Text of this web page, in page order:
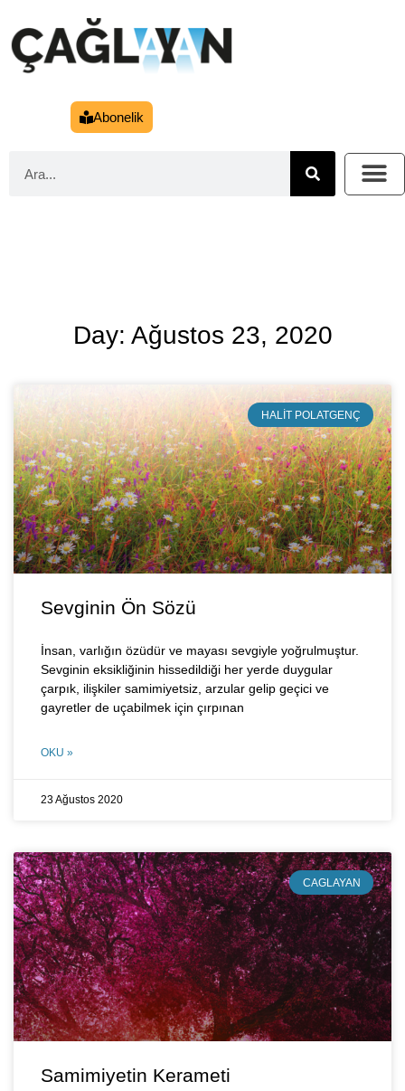
Abonelik
Day: Ağustos 23, 2020
HALIT POLATGENÇ
Sevginin Ön Sözü
İnsan, varlığın özüdür ve mayası sevgiyle yoğrulmuştur.
Sevginin eksikliğinin hissedildiği her yerde duygular
çarpık, ilişkiler samimiyetsiz, arzular gelip geçici ve
gayretler de uçabilmek için çırpınan
OKU »
23 Ağustos 2020
CAGLAYAN
Samimiyetin Kerameti